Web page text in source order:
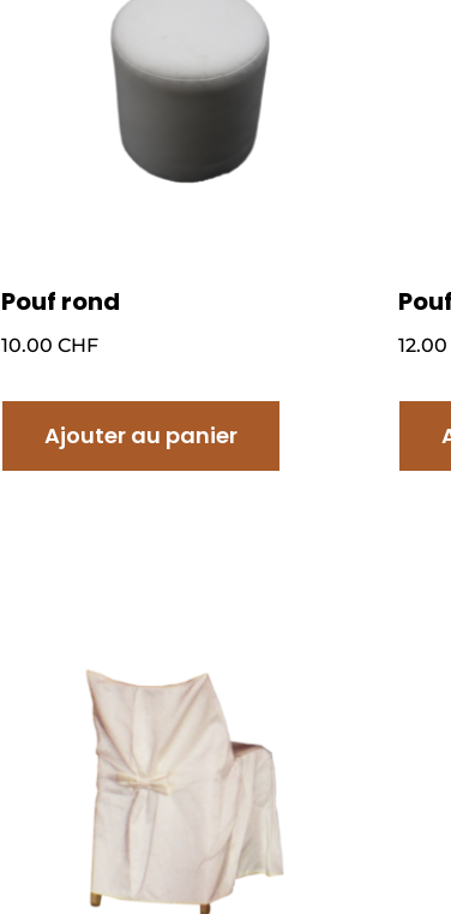
Pouf rond
10.00 CHF
Ajouter au panier
12.00